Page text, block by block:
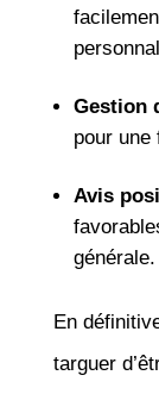
Gestion
pour une
Avis
générale.
En
targuer